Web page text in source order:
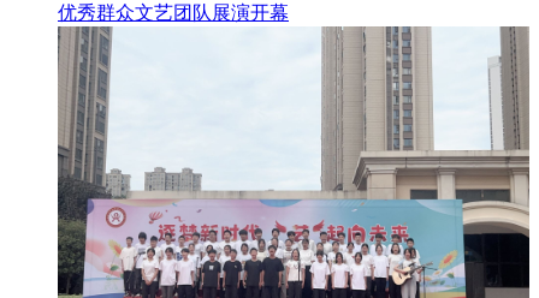
优秀群众文艺团队展演开幕